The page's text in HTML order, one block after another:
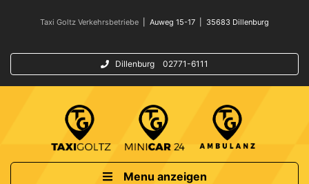
Taxi Goltz Verkehrsbetriebe | Auweg 15-17 | 35683 Dillenburg
Dillenburg 02771-6111
Menu anzeigen